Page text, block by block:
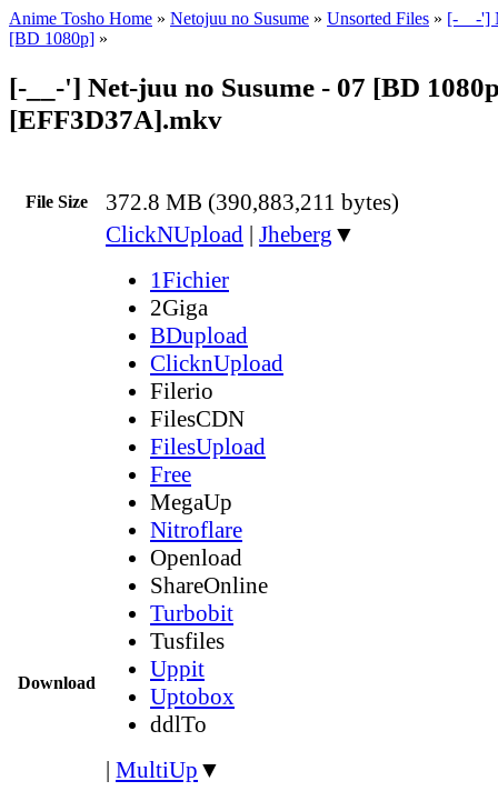
Anime Tosho Home » Netojuu no Susume » Unsorted Files » [-__-']
[BD 1080p] »
[-__-'] Net-juu no Susume - 07 [BD
[EFF3D37A].mkv
File Size 372.8 MB (390,883,211 bytes)
Download
ClickNUpload | Jheberg ▼
1Fichier
2Giga
BDupload
ClicknUpload
Filerio
FilesCDN
FilesUpload
Free
MegaUp
Nitroflare
Openload
ShareOnline
Turbobit
Tusfiles
Uppit
Uptobox
ddlTo
| MultiUp ▼